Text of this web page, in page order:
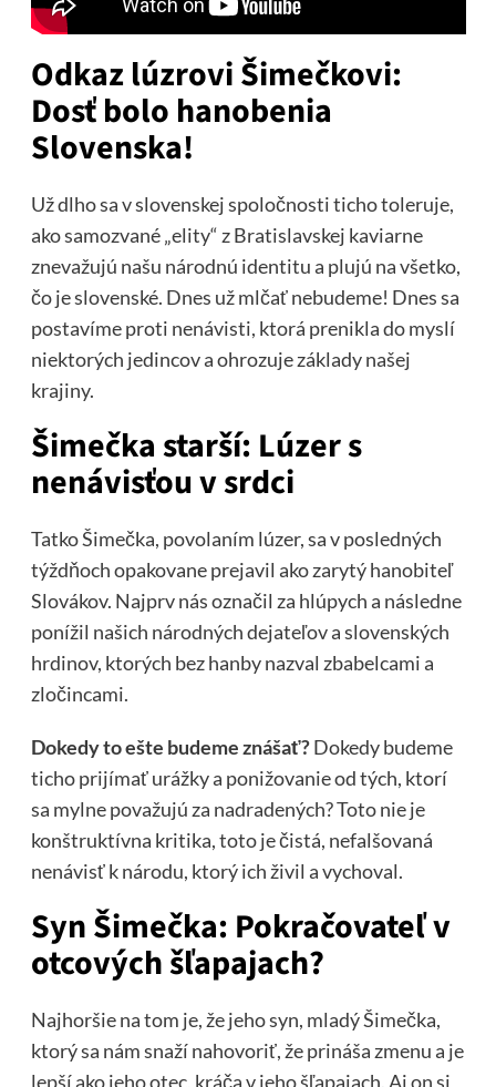
Odkaz lúzrovi Šimečkovi:
Dosť bolo hanobenia
Slovenska!
Už dlho sa v slovenskej spoločnosti ticho toleruje,
ako samozvané „elity“ z Bratislavskej kaviarne
znevažujú našu národnú identitu a plujú na všetko,
čo je slovenské. Dnes už mlčať nebudeme! Dnes sa
postavíme proti nenávisti, ktorá prenikla do myslí
niektorých jedincov a ohrozuje základy našej
krajiny.
Šimečka starší: Lúzer s
nenávisťou v srdci
Tatko Šimečka, povolaním lúzer, sa v posledných
týždňoch opakovane prejavil ako zarytý hanobiteľ
Slovákov. Najprv nás označil za hlúpych a následne
ponížil našich národných dejateľov a slovenských
hrdinov, ktorých bez hanby nazval zbabelcami a
zločincami.
Dokedy to ešte budeme znášať?Dokedy budeme
ticho prijímať urážky a ponižovanie od tých, ktorí
sa mylne považujú za nadradených? Toto nie je
konštruktívna kritika, toto je čistá, nefalšovaná
nenávisť k národu, ktorý ich živil a vychoval.
Syn Šimečka: Pokračovateľ v
otcových šľapajach?
Najhoršie na tom je, že jeho syn, mladý Šimečka,
ktorý sa nám snaží nahovoriť, že prináša zmenu a je
lepší ako jeho otec, kráča v jeho šľapajach. Aj on si